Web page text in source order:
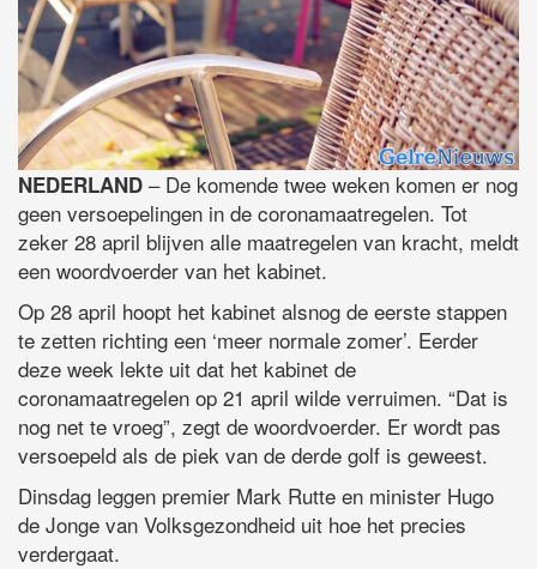
NEDERLAND – De komende twee weken komen er nog
geen versoepelingen in de coronamaatregelen. Tot
zeker 28 april blijven alle maatregelen van kracht, meldt
een woordvoerder van het kabinet.
Op 28 april hoopt het kabinet alsnog de eerste stappen
te zetten richting een ‘meer normale zomer’. Eerder
deze week lekte uit dat het kabinet de
coronamaatregelen op 21 april wilde verruimen. “Dat is
nog net te vroeg”, zegt de woordvoerder. Er wordt pas
versoepeld als de piek van de derde golf is geweest.
Dinsdag leggen premier Mark Rutte en minister Hugo
de Jonge van Volksgezondheid uit hoe het precies
verdergaat.